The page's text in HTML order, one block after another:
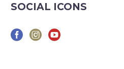
SOCIAL ICONS